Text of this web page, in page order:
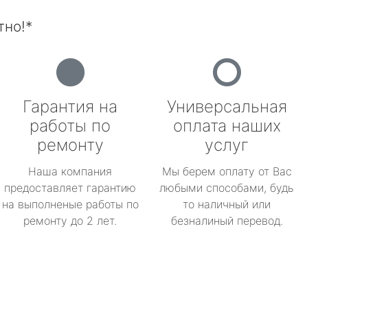
Гарантия на
работы по
ремонту
Наша компания
предоставляет гарантию
на выполненые работы по
ремонту до 2 лет.
Универсальная
оплата наших
услуг
Мы берем оплату от Вас
любыми способами, будь
то наличный или
безналиный перевод.